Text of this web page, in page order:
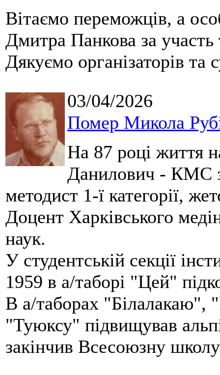
Вітаємо переможців, а
Дмитра Панкова за
Дякуємо організаторів та
03/04/2026
Помер Микола
На 87 році життя
Данилович - КМС з
методист 1-ї категорії,
Доцент Харківського
наук.
У студентській секції
1959 в а/таборі "Цей"
В а/таборах "Білалакаю",
"Туюксу" підвищував
закінчив Всесоюзну